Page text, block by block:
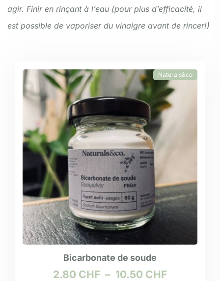
agir. Finir en rinçant à l’eau (pour plus d’efficacité, il
est possible de vaporiser du vinaigre avant de rincer!)
Naturals&co
Bicarbonate de soude
2.80 CHF – 10.50 CHF